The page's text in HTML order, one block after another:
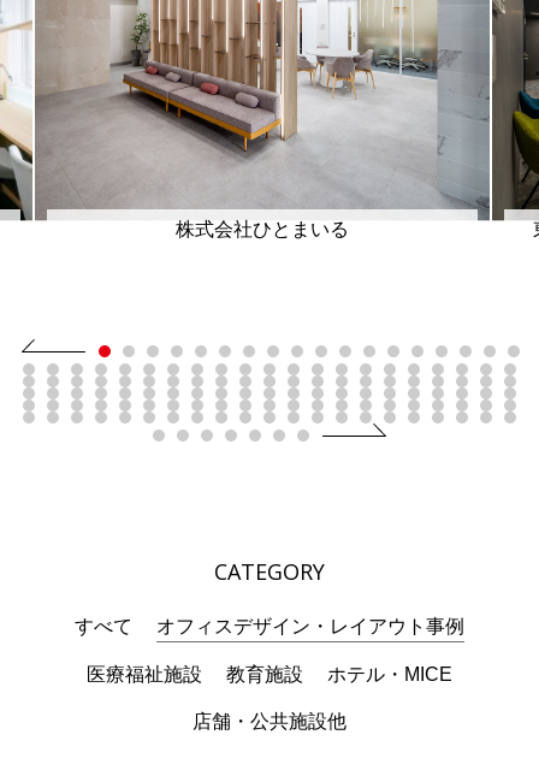
株式会社ひとまいる
CATEGORY
すべて オフィスデザイン・レイアウト事例
医療福祉施設 教育施設 ホテル・MICE
店舗・公共施設他